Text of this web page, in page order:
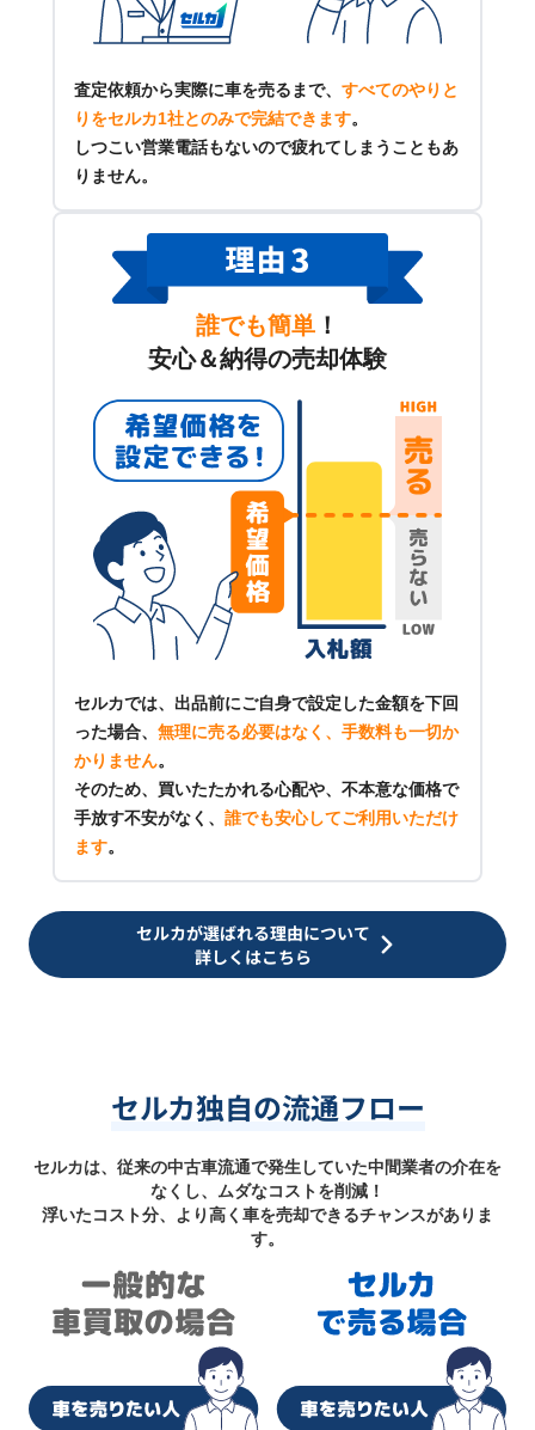
査定依頼から実際に車を売るまで、 すべてのやりと
りをセルカ1社とのみで完結できます。
しつこい営業電話もないので疲れてしまうこともあ
りません。
誰でも簡単 ！
安心＆納得の売却体験
セルカでは、出品前にご自身で設定した金額を下回
った場合、 無理に売る必要はなく、手数料も一切か
かりません。
そのため、買いたたかれる心配や、不本意な価格で
手放す不安がなく、 誰でも安心してご利用いただけ
ます。
セルカが選ばれる理由について
詳しくはこちら
セルカ独自の流通フロー
セルカは、従来の中古車流通で発生していた中間業者の介在を
なくし、ムダなコストを削減！
浮いたコスト分、より高く車を売却できるチャンスがありま
す。